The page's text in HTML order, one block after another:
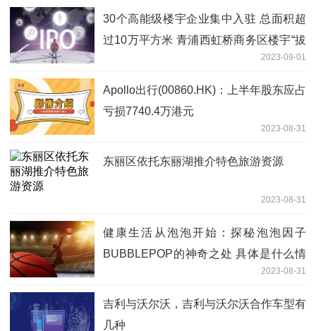
30个高能级楼宇企业集中入驻 总面积超
过10万平方米 青浦西虹桥商务区楼宇“拔
2023-09-01
Apollo出行(00860.HK)：上半年股东应占
亏损7740.4万港元
2023-08-31
东丽区依托东丽湖推介特色旅游资源
2023-08-31
健康生活从泡泡开始：探秘泡泡因子
BUBBLEPOP的神奇之处 具体是什么情
2023-08-31
吉利与沃尔沃，吉利与沃尔沃合作车型有
几种